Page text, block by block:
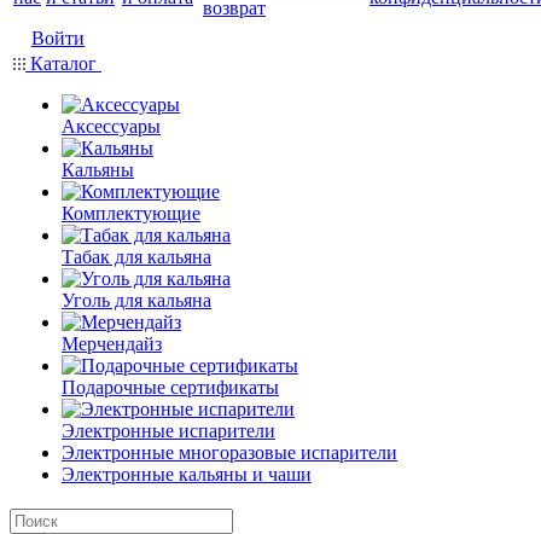
возврат
Войти
Каталог
Аксессуары
Кальяны
Комплектующие
Табак для кальяна
Уголь для кальяна
Мерчендайз
Подарочные сертификаты
Электронные испарители
Электронные многоразовые испарители
Электронные кальяны и чаши